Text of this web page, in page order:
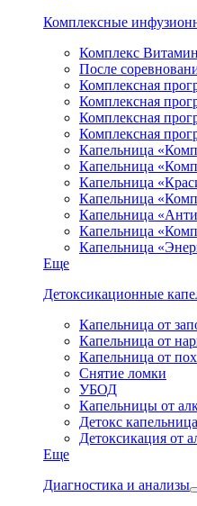
Комплексные
Комплекс
После
Комплексная
Комплексная
Комплексная
Комплексная
Капельница
Капельница
Капельница
Капельница
Капельница
Капельница
Капельница
Еще
Детоксикационные
Капельница от
Капельница от
Капельница от
Снятие ломки
УБОД
Капельницы от
Детокс капельница
Детоксикация от
Еще
Диагностика и анализы